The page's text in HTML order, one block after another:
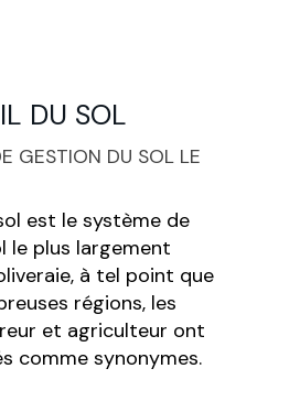
DU SOL
GESTION DU SOL LE
est le système de
le plus largement
à tel point que
régions, les
et agriculteur ont
comme synonymes.